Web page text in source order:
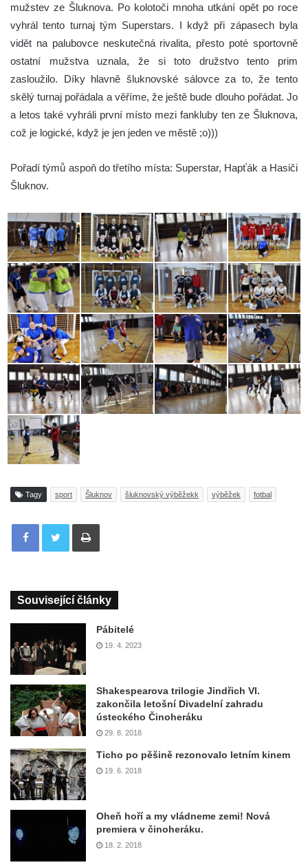
mužstev ze Šluknova. Po kolotoči mnoha utkání opět po roce
vyhrál tento turnaj tým Superstars. I když při zápasech byla
vidět na palubovce neskutečná rivalita, přesto poté sportovně
ostatní mužstva uznala, že si toto družstvo tento prim
zasloužilo. Díky hlavně šluknovské sálovce za to, že tento
skělý turnaj pořádala a věříme, že ještě bude dlouho pořádat. Jo
a letos také vyhráli první místo mezi fankluby ten ze Šluknova,
což je logické, když je jen jeden ve městě ;o)))
Pořadí týmů aspoň do třetího místa: Superstar, Hapťák a Hasiči
Šluknov.
Tagy sport Šluknov šluknovský výběžekk výběžek fotbal
Tisknout
Související články
Pábitelé
19. 4. 2023
Shakespearova trilogie Jindřich VI.
zakončila letošní Divadelní zahradu
ústeckého Činoheráku
29. 8. 2018
Ticho po pěšině rezonovalo letním kinem
19. 6. 2018
Oheň hoří a my vládneme zemi! Nová
premiera v činoheráku.
18. 2. 2018